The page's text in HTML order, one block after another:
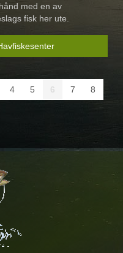
med en av
fisk her ute.
4 5 6 7 8